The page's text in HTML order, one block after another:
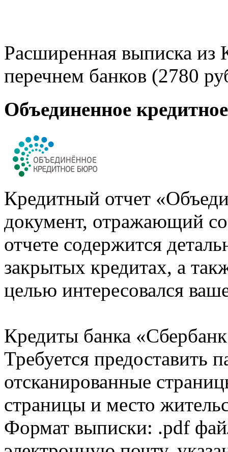
Расширенная выписка из
перечнем банков (2780
Объединенное
Кредитный отчет
документ, отражающий
отчете содержится
закрытых кредитах, а
целью интересовался
Кредиты банка
Требуется предоставить
отсканированные
страницы и место
Формат выписки: .pdf